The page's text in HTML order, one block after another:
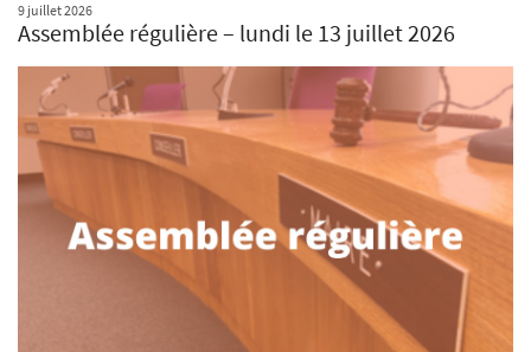
9 juillet 2026
Assemblée régulière – lundi le 13 juillet 2026